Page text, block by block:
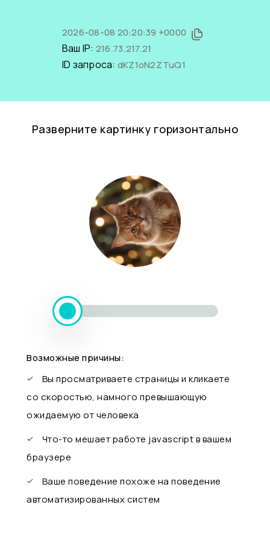
2026-08-08 20:20:39 +0000
Ваш IP: 216.73.217.21
ID запроса: dKZ1oN2ZTuQ1
Разверните картинку горизонтально
Возможные причины:
Вы просматриваете страницы и кликаете
со скоростью, намного превышающую
ожидаемую от человека
Что-то мешает работе javascript в вашем
браузере
Ваше поведение похоже на поведение
автоматизированных систем